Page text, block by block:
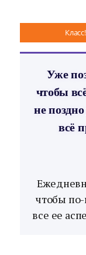
Класс!
Уже
чтобы
не
всё
чтобы по-
все ее